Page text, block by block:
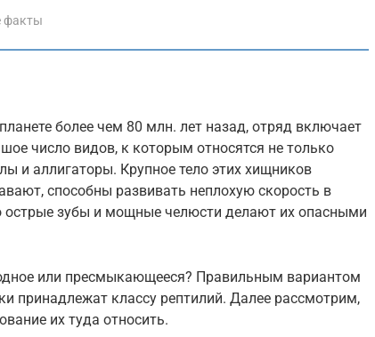
факты
более чем 80 млн. лет назад, отряд включает
число видов, к которым относятся не только
и аллигаторы. Крупное тело этих хищников
способны развивать неплохую скорость в
острые зубы и мощные челюсти делают их опасными
или пресмыкающееся? Правильным вариантом
принадлежат классу рептилий. Далее рассмотрим,
их туда относить.